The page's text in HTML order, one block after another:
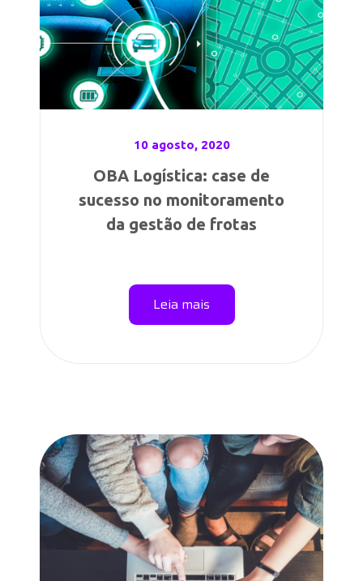
10 agosto, 2020
OBA Logística: case de
sucesso no monitoramento
da gestão de frotas
Leia mais